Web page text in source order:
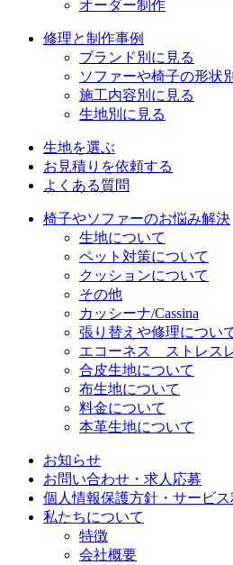
オーダー制作
修理と制作事例
ブランド別に見る
ソファーや椅子の形状
施工内容別に見る
生地別に見る
生地を選ぶ
お見積りを依頼する
よくある質問
椅子やソファーのお悩み解決
生地について
ペット対策について
クッションについて
その他
カッシーナ/Cassina
張り替えや修理につい
エコーネス ストレス
合皮生地について
布生地について
料金について
本革生地について
お知らせ
お問い合わせ・求人応募
個人情報保護方針・サービ
私たちについて
特徴
会社概要